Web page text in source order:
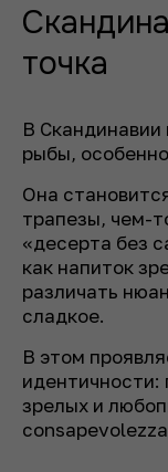
точка
В Скандинавии
рыбы,
Она
трапезы, чем-
«десерта без
как напиток
различать
сладкое.
В этом
идентичности:
зрелых и